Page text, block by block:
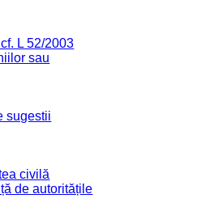
L 52/2003
sau
sugestii
civilă
de autoritățile